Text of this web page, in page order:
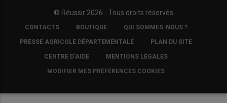
© Réussir 2026 - Tous droits réservés
FOOTER
COPYRIGHT
CONTACTS BOUTIQUE QUI SOMMES-NOUS ?
PRESSE AGRICOLE DÉPARTEMENTALE PLAN DU SITE
CENTRE D'AIDE MENTIONS LÉGALES
MODIFIER MES PRÉFÉRENCES COOKIES